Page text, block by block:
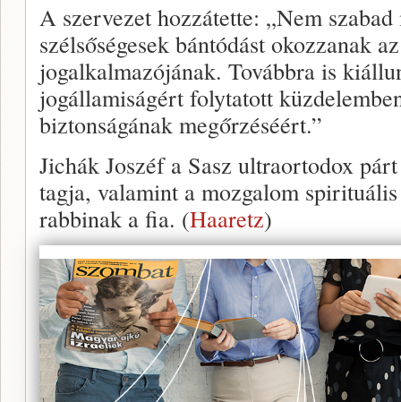
A szervezet hozzátette: „Nem
szélsőségesek bántódást okozzanak
jogalkalmazójának. Továbbra is
jogállamiságért folytatott
biztonságának megőrzéséért.”
Jichák Joszéf a Sasz ultraortodox
tagja, valamint a mozgalom
rabbinak a fia. (Haaretz)